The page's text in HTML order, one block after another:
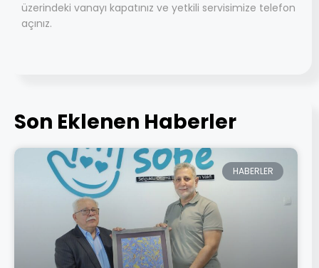
üzerindeki vanayı kapatınız ve yetkili servisimize telefon
açınız.
Son Eklenen Haberler
HABERLER